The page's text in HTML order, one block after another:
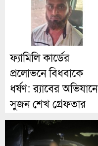
ফ্যামিলি কার্ডের
প্রলোভনে বিধবাকে
ধর্ষণ: র‍্যাবের অভিযানে
সুজন শেখ গ্রেফতার